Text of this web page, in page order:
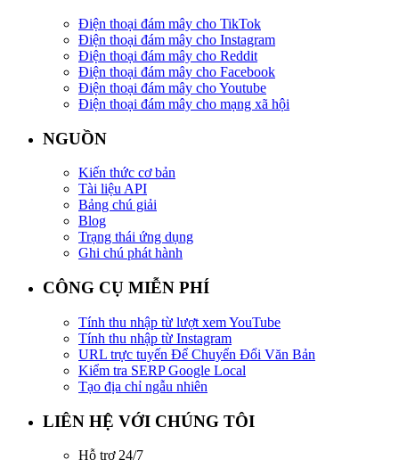
Điện thoại đám mây cho TikTok
Điện thoại đám mây cho Instagram
Điện thoại đám mây cho Reddit
Điện thoại đám mây cho Facebook
Điện thoại đám mây cho Youtube
Điện thoại đám mây cho mạng xã hội
NGUỒN
Kiến thức cơ bản
Tài liệu API
Bảng chú giải
Blog
Trạng thái ứng dụng
Ghi chú phát hành
CÔNG CỤ MIỄN PHÍ
Tính thu nhập từ lượt xem YouTube
Tính thu nhập từ Instagram
URL trực tuyến Để Chuyển Đổi Văn Bản
Kiểm tra SERP Google Local
Tạo địa chỉ ngẫu nhiên
LIÊN HỆ VỚI CHÚNG TÔI
Hỗ trợ 24/7